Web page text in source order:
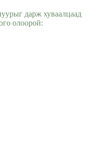
дарж хуваалцаад
олоорой: